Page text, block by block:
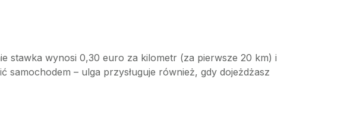
stawka wynosi 0,30 euro za kilometr (za pierwsze 20 km) i
– ulga przysługuje również, gdy dojeżdżasz